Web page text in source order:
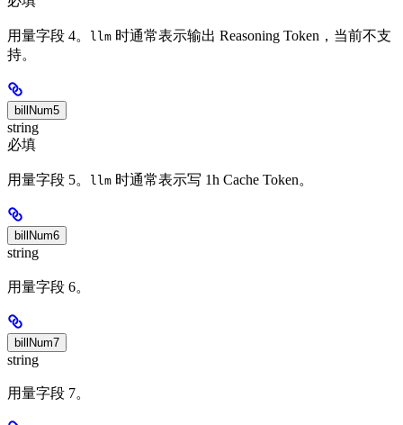
用量字段 4。 llm 时通常表示输出 Reasoning Token，当前不支
持。
billNum5
string
必填
用量字段 5。 llm 时通常表示写 1h Cache Token。
billNum6
string
用量字段 6。
billNum7
string
用量字段 7。